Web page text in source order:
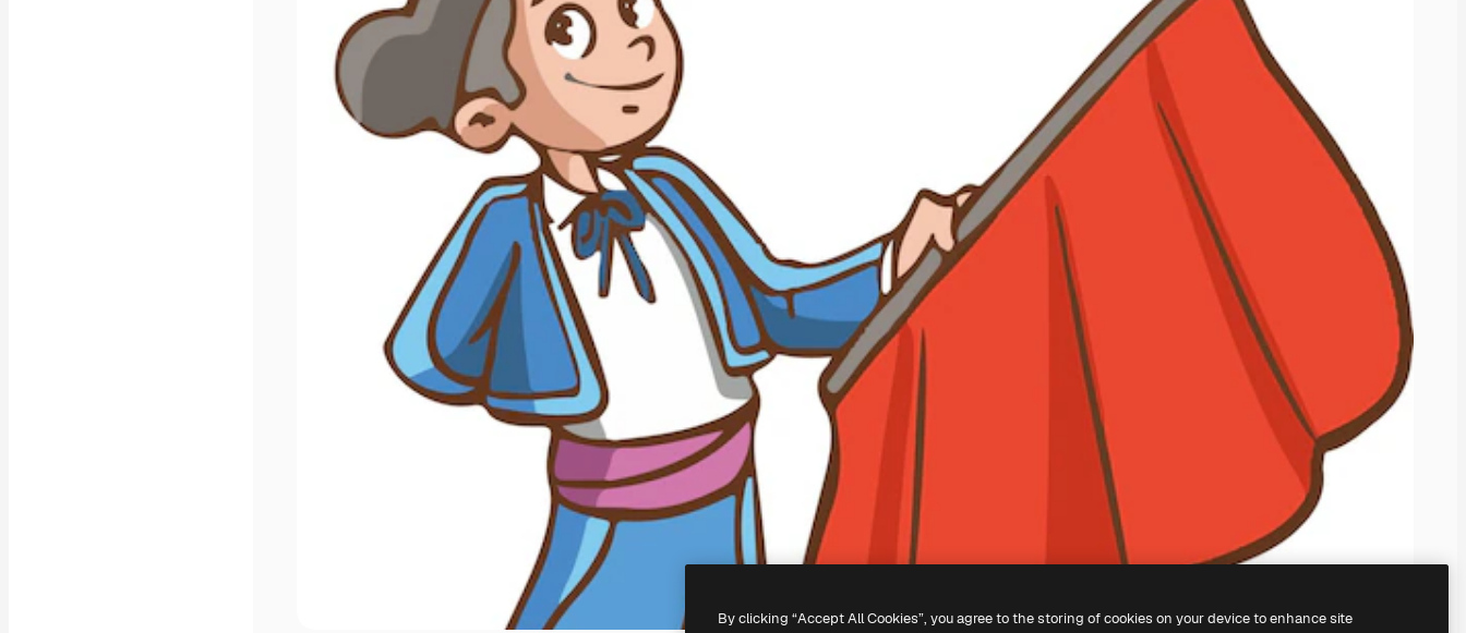
By clicking “Accept All Cookies”, you agree to the storing of cookies on your device to enhance site